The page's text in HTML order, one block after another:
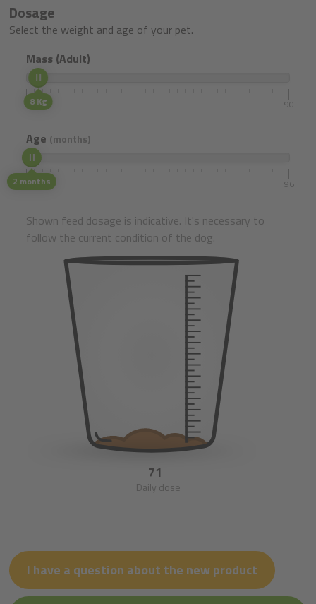
Dosage
Select the weight and age of your pet.
Mass (Adult)
8 Kg
5 90
Age (months)
2 months
1 96
Shown feed dosage is indicative. It's necessary to
follow the current condition of the dog.
71
Daily dose
I have a question about the new product